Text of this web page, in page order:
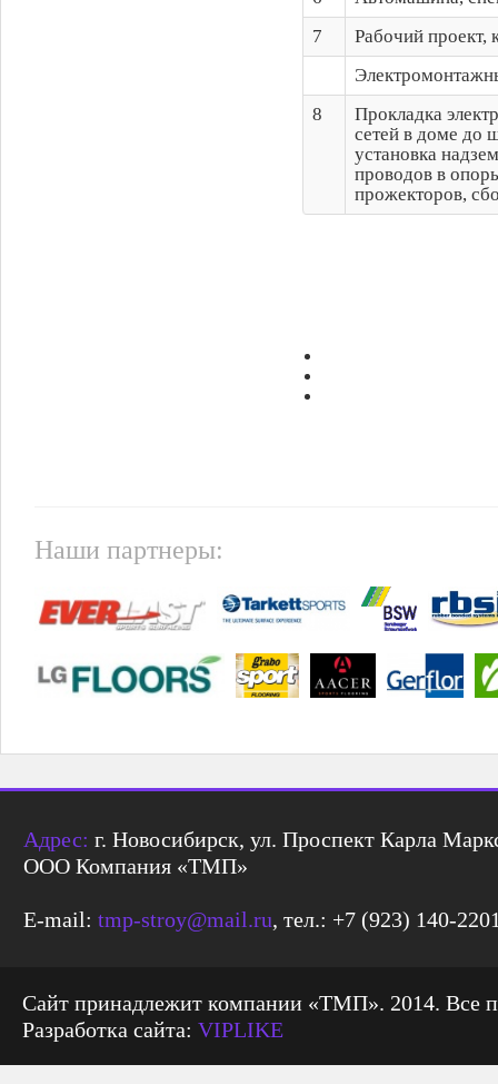
7
Рабочий проект,
8
Прокладка
сетей в доме до
установка
проводов в
прожекторов,
Наши партнеры:
Адрес: г. Новосибирск, ул. Проспект Карла
ООО Компания «ТМП»
E-mail: tmp-stroy@mail.ru, тел.: +7 (923) 140-
Сайт принадлежит компании «ТМП». 2014. Все
Разработка сайта: VIPLIKE